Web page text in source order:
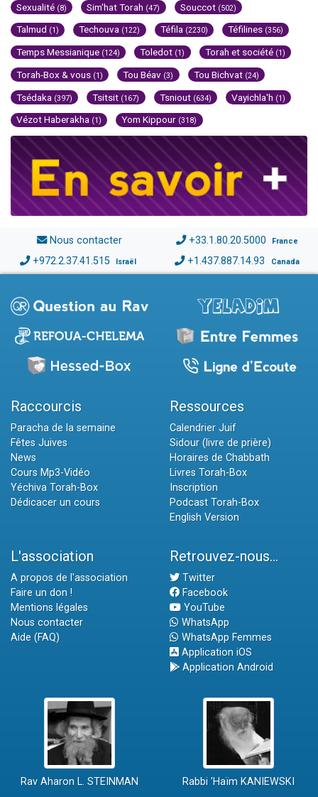
Sexualité (8) Sim'hat Torah (47) Souccot (502)
Talmud (1) Techouva (122) Téfila (2230) Téfilines (356)
Temps Messianique (124) Toledot (1) Torah et société (1)
Torah-Box & vous (1) Tou Béav (3) Tou Bichvat (24)
Tsédaka (397) Tsitsit (167) Tsniout (634) Vayichla'h (1)
Vézot Haberakha (1) Yom Kippour (318)
Nous contacter +33.1.80.20.5000 France
+972.2.37.41.515 Israël +1.437.887.14.93 Canada
Raccourcis
Paracha de la semaine
Fêtes Juives
News
Cours Mp3-Vidéo
Yéchiva Torah-Box
Dédicacer un cours
Ressources
Calendrier Juif
Sidour (livre de prière)
Horaires de Chabbath
Livres Torah-Box
Inscription
Podcast Torah-Box
English Version
L'association
A propos de l'association
Faire un don !
Mentions légales
Nous contacter
Aide (FAQ)
Retrouvez-nous...
Twitter
Facebook
YouTube
WhatsApp
WhatsApp Femmes
Application iOS
Application Android
Rav Aharon L. STEINMAN Rabbi 'Haïm KANIEWSKI